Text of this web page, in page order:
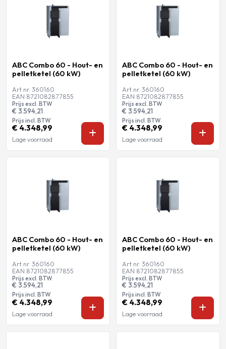
ABC Combo 60 - Hout- en
pelletketel (60 kW)
Art.nr. 360160
EAN 8721082877855
Prijs excl. BTW
€ 3.594,21
Prijs incl. BTW
€ 4.348,99
Lage voorraad
ABC Combo 60 - Hout- en
pelletketel (60 kW)
Art.nr. 360160
EAN 8721082877855
Prijs excl. BTW
€ 3.594,21
Prijs incl. BTW
€ 4.348,99
Lage voorraad
ABC Combo 60 - Hout- en
pelletketel (60 kW)
Art.nr. 360160
EAN 8721082877855
Prijs excl. BTW
€ 3.594,21
Prijs incl. BTW
€ 4.348,99
Lage voorraad
ABC Combo 60 - Hout- en
pelletketel (60 kW)
Art.nr. 360160
EAN 8721082877855
Prijs excl. BTW
€ 3.594,21
Prijs incl. BTW
€ 4.348,99
Lage voorraad